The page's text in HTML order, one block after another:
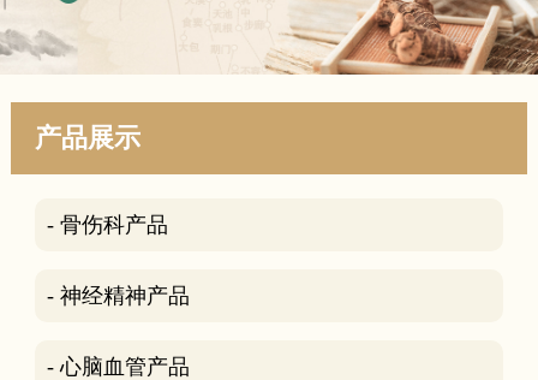
产品展示
- 骨伤科产品
- 神经精神产品
- 心脑血管产品